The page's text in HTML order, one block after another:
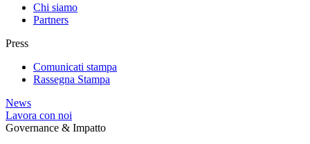
Chi siamo
Partners
Press
Comunicati stampa
Rassegna Stampa
News
Lavora con noi
Governance & Impatto